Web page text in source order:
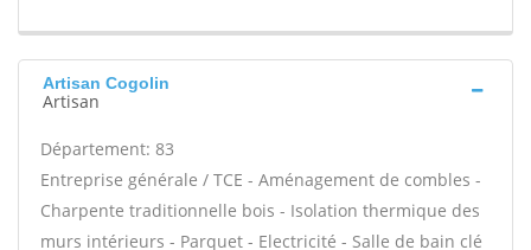
Artisan Cogolin
Artisan
Département: 83
Entreprise générale / TCE - Aménagement de combles -
Charpente traditionnelle bois - Isolation thermique des
murs intérieurs - Parquet - Electricité - Salle de bain clé